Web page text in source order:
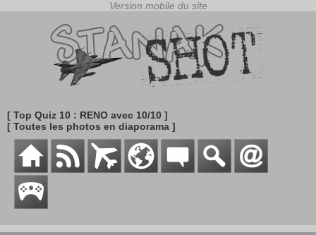
[ Top Quiz 10 : RENO avec 10/10 ]
[ Toutes les photos en diaporama ]